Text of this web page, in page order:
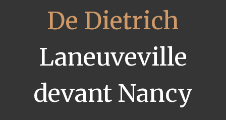
De Dietrich
Laneuveville
devant Nancy